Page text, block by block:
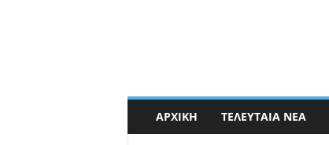
ΑΡΧΙΚΉ ΤΕΛΕΥΤΑΊΑ ΝΈΑ